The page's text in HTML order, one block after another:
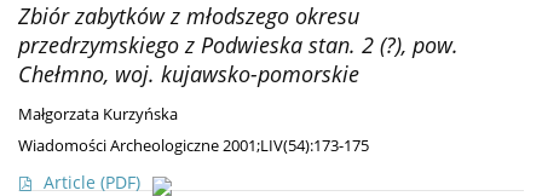
Zbiór zabytków z młodszego okresu
przedrzymskiego z Podwieska stan. 2 (?), pow.
Chełmno, woj. kujawsko-pomorskie
Małgorzata Kurzyńska
Wiadomości Archeologiczne 2001;LIV(54):173-175
Article (PDF)